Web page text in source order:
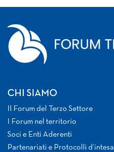
CHI SIAMO
Il Forum del Terzo Settore
I Forum nel territorio
Soci e Enti Aderenti
Partenariati e Protocolli d’intesa